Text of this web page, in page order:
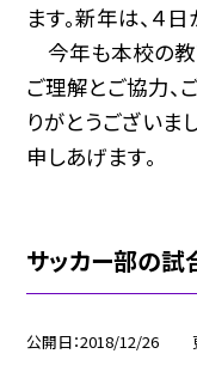
ます。新年は、４
今年も本校の教
ご理解とご協力、
りがとうございま
申しあげます。
サッカー部の試
公開日 2018/12/26